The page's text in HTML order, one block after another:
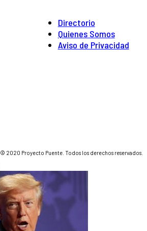
Directorio
Quienes Somos
Aviso de Privacidad
© 2020 Proyecto Puente. Todos los derechos reservados.